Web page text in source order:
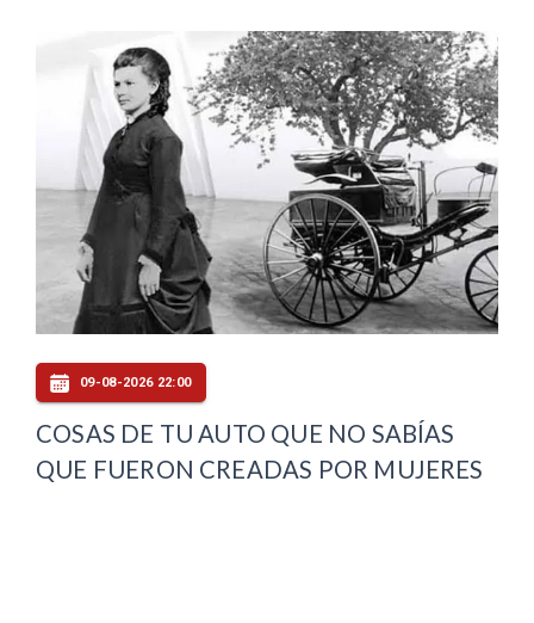
09-08-2026 22:00
COSAS DE TU AUTO QUE NO SABÍAS
QUE FUERON CREADAS POR MUJERES